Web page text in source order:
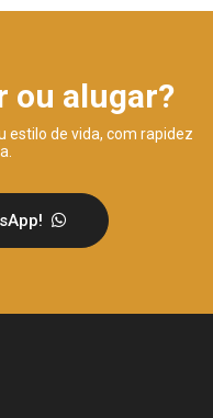
ou alugar?
estilo de vida, com rapidez